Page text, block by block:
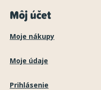
Môj účet
Moje nákupy
Moje údaje
Prihlásenie